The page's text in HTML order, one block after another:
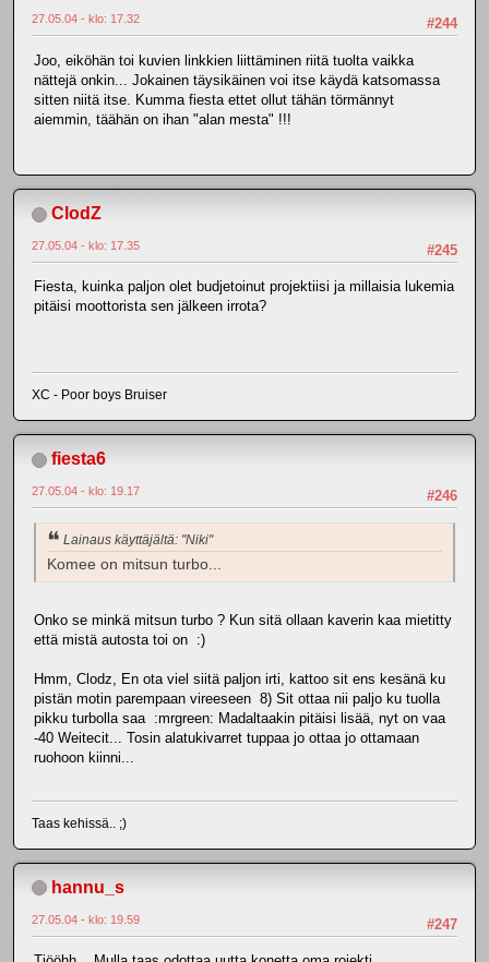
#244
27.05.04 - klo: 17.32
Joo, eiköhän toi kuvien linkkien liittäminen riitä tuolta vaikka
nättejä onkin... Jokainen täysikäinen voi itse käydä katsomassa
sitten niitä itse. Kumma fiesta ettet ollut tähän törmännyt
aiemmin, täähän on ihan "alan mesta" !!!
ClodZ
#245
27.05.04 - klo: 17.35
Fiesta, kuinka paljon olet budjetoinut projektiisi ja millaisia lukemia
pitäisi moottorista sen jälkeen irrota?
XC - Poor boys Bruiser
fiesta6
#246
27.05.04 - klo: 19.17
Lainaus käyttäjältä: "Niki"
Komee on mitsun turbo...
Onko se minkä mitsun turbo ? Kun sitä ollaan kaverin kaa mietitty
että mistä autosta toi on :)
Hmm, Clodz, En ota viel siitä paljon irti, kattoo sit ens kesänä ku
pistän motin parempaan vireeseen 8) Sit ottaa nii paljo ku tuolla
pikku turbolla saa :mrgreen: Madaltaakin pitäisi lisää, nyt on vaa
-40 Weitecit... Tosin alatukivarret tuppaa jo ottaa jo ottamaan
ruohoon kiinni...
Taas kehissä.. ;)
hannu_s
#247
27.05.04 - klo: 19.59